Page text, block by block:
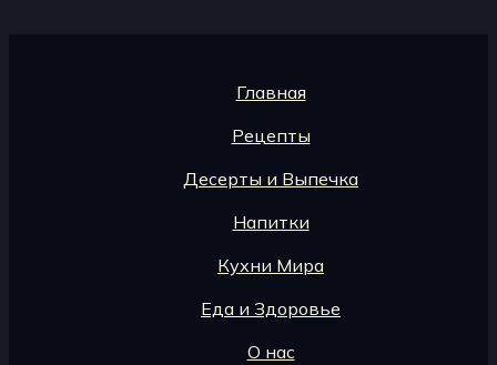
Главная
Рецепты
Десерты и Выпечка
Напитки
Кухни Мира
Еда и Здоровье
О нас